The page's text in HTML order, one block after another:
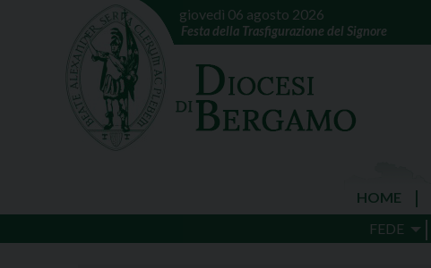
giovedì 06 agosto 2026
Festa della Trasfigurazione del Signore
HOME
FEDE